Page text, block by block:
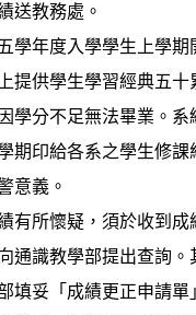
送教務處。
學年度入學學生上學期
提供學生學習經典五十
學分不足無法畢業。系
期印給各系之學生修課
意義。
有所懷疑，須於收到成
通識教學部提出查詢。
填妥「成績更正申請單